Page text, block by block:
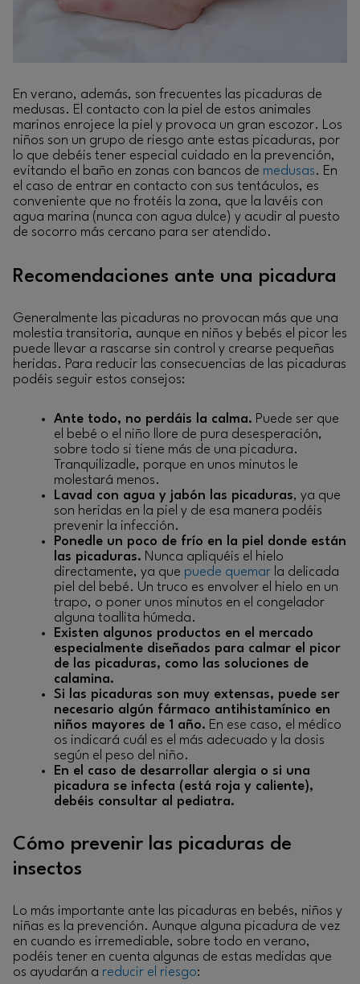
En verano, además, son frecuentes las picaduras de
medusas. El contacto con la piel de estos animales
marinos enrojece la piel y provoca un gran escozor. Los
niños son un grupo de riesgo ante estas picaduras, por
lo que debéis tener especial cuidado en la prevención,
evitando el baño en zonas con bancos de medusas. En
el caso de entrar en contacto con sus tentáculos, es
conveniente que no frotéis la zona, que la lavéis con
agua marina (nunca con agua dulce) y acudir al puesto
de socorro más cercano para ser atendido.
Recomendaciones ante una picadura
Generalmente las picaduras no provocan más que una
molestia transitoria, aunque en niños y bebés el picor les
puede llevar a rascarse sin control y crearse pequeñas
heridas. Para reducir las consecuencias de las picaduras
podéis seguir estos consejos:
Ante todo, no perdáis la calma. Puede ser que
el bebé o el niño llore de pura desesperación,
sobre todo si tiene más de una picadura.
Tranquilizadle, porque en unos minutos le
molestará menos.
Lavad con agua y jabón las picaduras, ya que
son heridas en la piel y de esa manera podéis
prevenir la infección.
Ponedle un poco de frío en la piel donde están
las picaduras. Nunca apliquéis el hielo
directamente, ya que puede quemar la delicada
piel del bebé. Un truco es envolver el hielo en un
trapo, o poner unos minutos en el congelador
alguna toallita húmeda.
Existen algunos productos en el mercado
especialmente diseñados para calmar el picor
de las picaduras, como las soluciones de
calamina.
Si las picaduras son muy extensas, puede ser
necesario algún fármaco antihistamínico en
niños mayores de 1 año. En ese caso, el médico
os indicará cuál es el más adecuado y la dosis
según el peso del niño.
En el caso de desarrollar alergia o si una
picadura se infecta (está roja y caliente),
debéis consultar al pediatra.
Cómo prevenir las picaduras de
insectos
Lo más importante ante las picaduras en bebés, niños y
niñas es la prevención. Aunque alguna picadura de vez
en cuando es irremediable, sobre todo en verano,
podéis tener en cuenta algunas de estas medidas que
os ayudarán a reducir el riesgo: